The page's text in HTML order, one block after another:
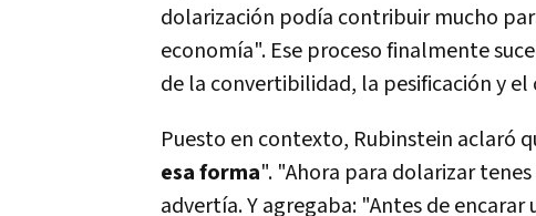
dolarización podía contribuir mucho
economía". Ese proceso finalmente
de la convertibilidad, la pesificación y
Puesto en contexto, Rubinstein aclaró
esa forma". "Ahora para dolarizar
advertía. Y agregaba: "Antes de